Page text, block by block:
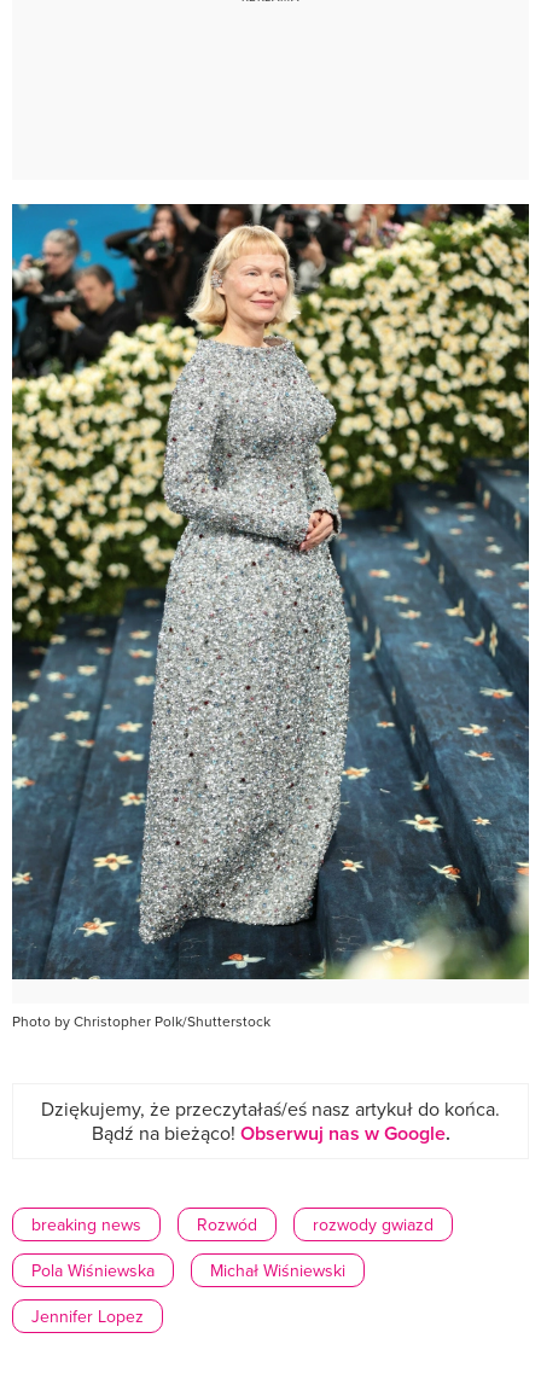
Photo by Christopher Polk/Shutterstock
Dziękujemy, że przeczytałaś/eś nasz artykuł do końca.
Bądź na bieżąco! Obserwuj nas w Google.
breaking news Rozwód
rozwody gwiazd
Pola Wiśniewska
Michał Wiśniewski
Jennifer Lopez